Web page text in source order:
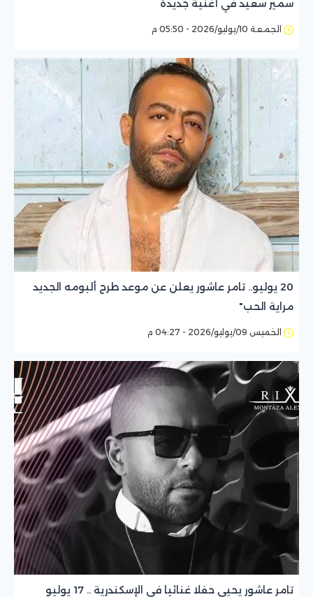
سمير سعيد في أغنية جديدة
الجمعة 10/يوليو/2026 - 05:50 م
20 يوليو.. تامر عاشور يعلن عن موعد طرح ألبومه الجديد
مراية الحب"
الخميس 09/يوليو/2026 - 04:27 م
تامر عاشور يحيي حفلا غنائيا في الإسكندرية .. 17 يوليو